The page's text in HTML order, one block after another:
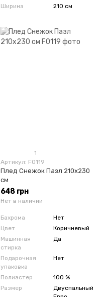
Ширина
210 см
1
Артикул: F0119
Плед Снежок Пазл 210х230
см
648 грн
Нет в наличии
Бахрома
Нет
Цвет
Коричневый
Машинная
стирка
Да
Подарочная
упаковка
Нет
Полиэстер
100 %
Размер
Двуспальный